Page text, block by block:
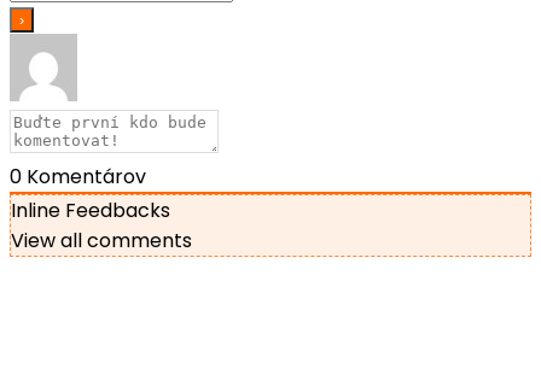
0 Komentárov
Inline Feedbacks
View all comments